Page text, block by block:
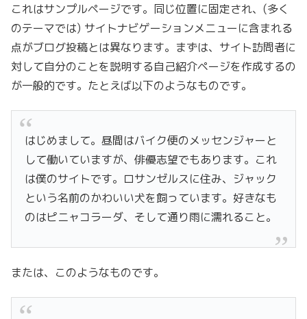
これはサンプルページです。同じ位置に固定され、(多く
のテーマでは) サイトナビゲーションメニューに含まれる
点がブログ投稿とは異なります。まずは、サイト訪問者に
対して自分のことを説明する自己紹介ページを作成するの
が一般的です。たとえば以下のようなものです。
はじめまして。昼間はバイク便のメッセンジャーと
して働いていますが、俳優志望でもあります。これ
は僕のサイトです。ロサンゼルスに住み、ジャック
という名前のかわいい犬を飼っています。好きなも
のはピニャコラーダ、そして通り雨に濡れること。
または、このようなものです。